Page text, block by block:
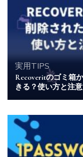
実用TIPS
Recoveritのゴミ箱
きる？使い方と注